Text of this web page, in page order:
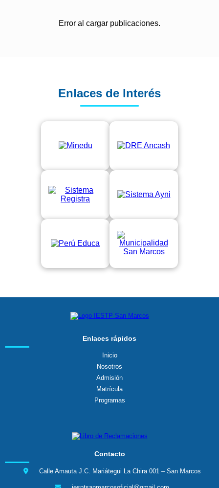
Error al cargar publicaciones.
Enlaces de Interés
Enlaces rápidos
Inicio
Nosotros
Admisión
Matrícula
Programas
Contacto
Calle Amauta J.C. Mariátegui La Chira 001 – San Marcos